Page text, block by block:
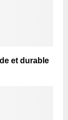
et durable